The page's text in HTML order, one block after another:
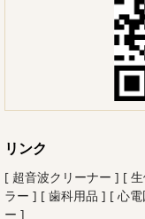
リンク
[ 超音波クリーナー ] [
ラー ] [ 歯科用品 ] [ 心
ー ]